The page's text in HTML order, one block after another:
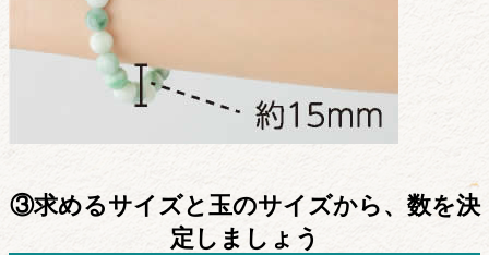
③求めるサイズと玉のサイズから、数を決
定しましょう